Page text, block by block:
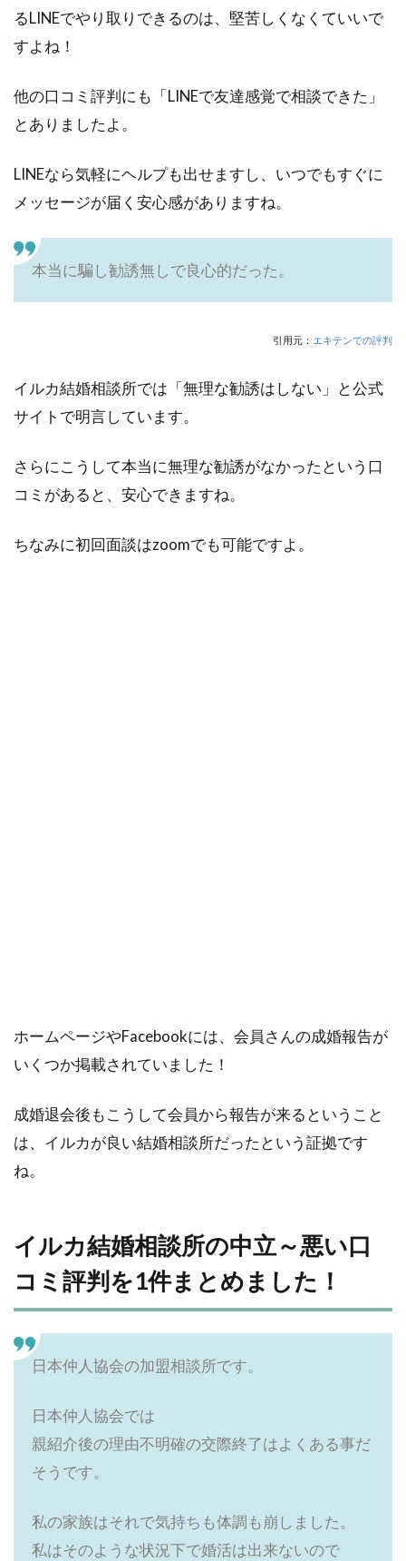
るLINEでやり取りできるのは、堅苦しくなくていいで
すよね！
他の口コミ評判にも「LINEで友達感覚で相談できた」
とありましたよ。
LINEなら気軽にヘルプも出せますし、いつでもすぐに
メッセージが届く安心感がありますね。
本当に騙し勧誘無しで良心的だった。
引用元： エキテンでの評判
イルカ結婚相談所では「無理な勧誘はしない」と公式
サイトで明言しています。
さらにこうして本当に無理な勧誘がなかったという口
コミがあると、安心できますね。
ちなみに初回面談はzoomでも可能ですよ。
ホームページやFacebookには、会員さんの成婚報告が
いくつか掲載されていました！
成婚退会後もこうして会員から報告が来るということ
は、イルカが良い結婚相談所だったという証拠です
ね。
イルカ結婚相談所の中立～悪い口
コミ評判を1件まとめました！
日本仲人協会の加盟相談所です。
日本仲人協会では
親紹介後の理由不明確の交際終了はよくある事だ
そうです。
私の家族はそれで気持ちも体調も崩しました。
私はそのような状況下で婚活は出来ないので